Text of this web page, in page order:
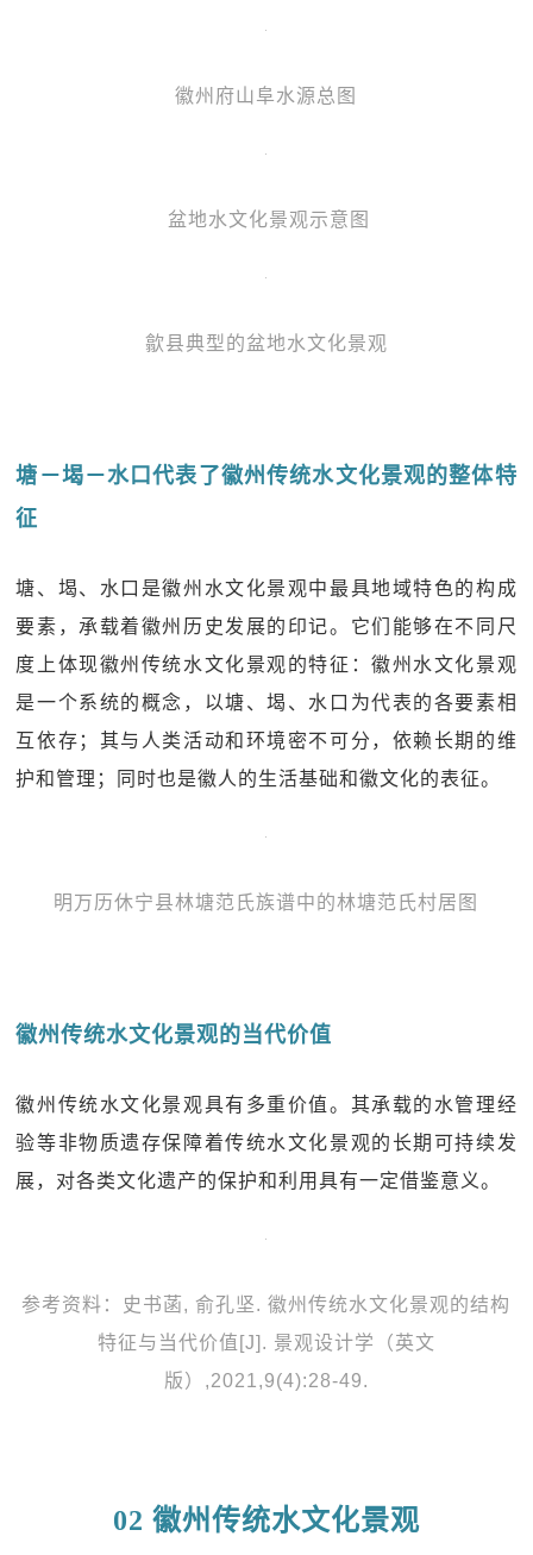
徽州府山阜水源总图
盆地水文化景观示意图
歙县典型的盆地水文化景观
塘－堨－水口代表了徽州传统水文化景观的整体特
征
塘、堨、水口是徽州水文化景观中最具地域特色的构成
要素，承载着徽州历史发展的印记。它们能够在不同尺
度上体现徽州传统水文化景观的特征：徽州水文化景观
是一个系统的概念，以塘、堨、水口为代表的各要素相
互依存；其与人类活动和环境密不可分，依赖长期的维
护和管理；同时也是徽人的生活基础和徽文化的表征。
明万历休宁县林塘范氏族谱中的林塘范氏村居图
徽州传统水文化景观的当代价值
徽州传统水文化景观具有多重价值。其承载的水管理经
验等非物质遗存保障着传统水文化景观的长期可持续发
展，对各类文化遗产的保护和利用具有一定借鉴意义。
参考资料：史书菡, 俞孔坚. 徽州传统水文化景观的结构
特征与当代价值[J]. 景观设计学（英文
版）,2021,9(4):28-49.
02 徽州传统水文化景观